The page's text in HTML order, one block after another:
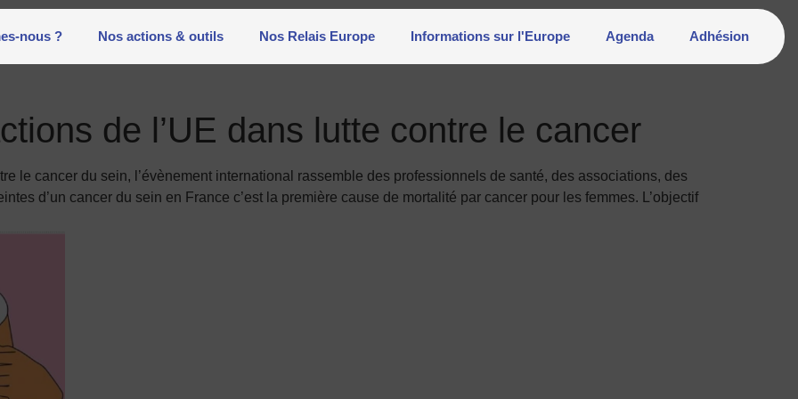
nous ? Nos actions & outils Nos Relais Europe Informations sur l'Europe Agenda Adhésion
de l’UE dans lutte contre le cancer
le cancer du sein, l’évènement international rassemble des professionnels de santé, des associations, des
d’un cancer du sein en France c’est la première cause de mortalité par cancer pour les femmes. L’objectif